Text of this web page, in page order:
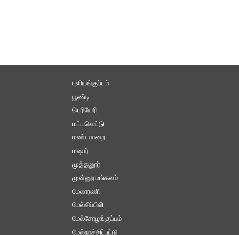
புளியங்குப்பம்
பூண்டி
பெரியேரி
மட்டவெட்டு
மண்டபாறை
மஷார்
முத்தனூர்
முன்னுரமங்கலம்
மேலாரணி
மேல்சிப்பிலி
மேல்சோழங்குப்பம்
மேல்நாச்சிப்பட்டு